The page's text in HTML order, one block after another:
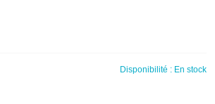
Disponibilité : En stock